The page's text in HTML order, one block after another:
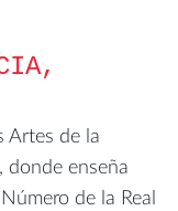
Artes de la
donde enseña
de la Real